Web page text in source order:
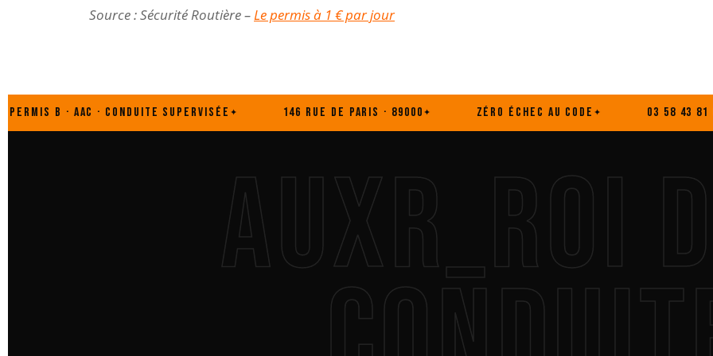
Source : Sécurité Routière –Le permis à 1 € par jour
B · AAC · CONDUITE SUPERVISÉE 146 RUE DE PARIS · 89000 ZÉRO ÉCHEC AU CODE 03 58 43 81 62
AUXR_ROI